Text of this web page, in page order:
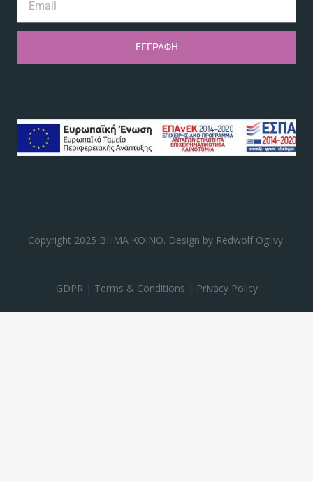
ΕΓΓΡΑΦΗ
Copyright 2025 ΒΗΜΑ ΚΟΙΝΟ. Design by Redwolf Ogilvy.
GDPR| Terms & Conditions | Privacy Policy